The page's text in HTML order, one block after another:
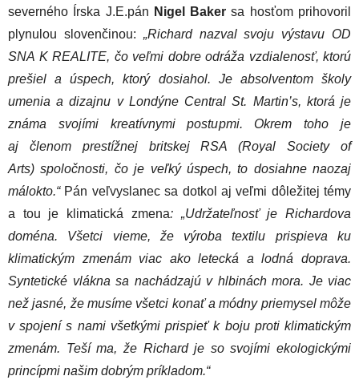
severného Írska J.E.pán Nigel Bakersa hosťom prihovoril
plynulou slovenčinou: „Richard nazval svoju výstavu OD
SNA K REALITE, čo veľmi dobre odráža vzdialenosť, ktorú
prešiel a úspech, ktorý dosiahol. Je absolventom školy
umenia a dizajnu v Londýne Central St. Martin’s, ktorá je
známa svojími kreatívnymi postupmi. Okrem toho je
aj členom prestížnej britskej RSA (Royal Society of
Arts) spoločnosti, čo je veľký úspech, to dosiahne naozaj
málokto.“ Pán veľvyslanec sa dotkol aj veľmi dôležitej témy
a tou je klimatická zmena: „Udržateľnosť je Richardova
doména. Všetci vieme, že výroba textilu prispieva ku
klimatickým zmenám viac ako letecká a lodná doprava.
Syntetické vlákna sa nachádzajú v hlbinách mora. Je viac
než jasné, že musíme všetci konať a módny priemysel môže
v spojení s nami všetkými prispieť k boju proti klimatickým
zmenám. Teší ma, že Richard je so svojími ekologickými
princípmi našim dobrým príkladom.“